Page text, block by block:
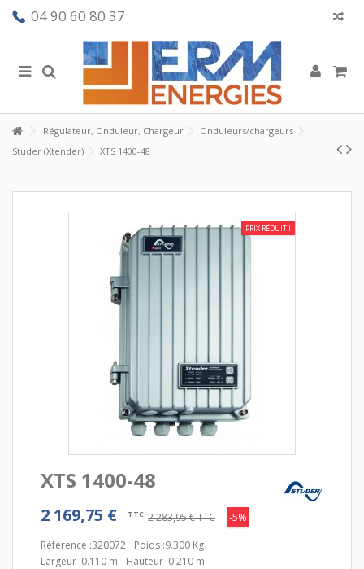
04 90 60 80 37
Régulateur, Onduleur, Chargeur
Onduleurs/chargeurs
Studer (Xtender)
XTS 1400-48
PRIX RÉDUIT !
XTS 1400-48
2 169,75 € TTC 2 283,95 €TTC
-5%
Référence :320072 Poids :9.300 Kg
Largeur :0.110 m Hauteur :0.210 m